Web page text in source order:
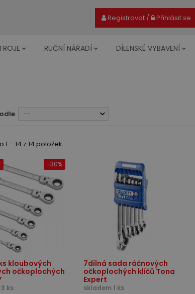
Registrovat/ Přihlásit se
RUČNÍ NÁŘADÍ DÍLENSKÉ VYBAVENÍ
--
1 – 14 z 14 položek
kloubových
očkoplochých
ks
-30%
7dílná sada ráčnových
očkoplochých klíčů Tona
Expert
skladem 1 ks